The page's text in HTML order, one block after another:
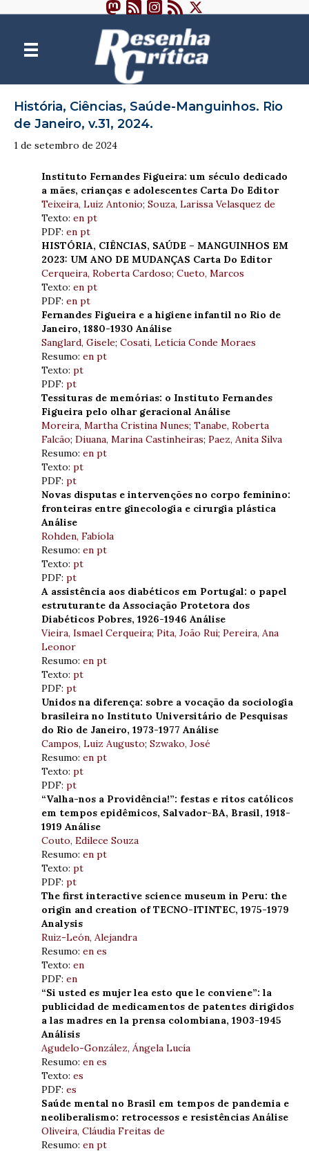
História, Ciências, Saúde-Manguinhos. Rio
de Janeiro, v.31, 2024.
1 de setembro de 2024
Instituto Fernandes Figueira: um século dedicado
a mães, crianças e adolescentes Carta Do Editor
Teixeira, Luiz Antonio; Souza, Larissa Velasquez de
Texto: en pt
PDF: en pt
HISTÓRIA, CIÊNCIAS, SAÚDE – MANGUINHOS EM
2023: UM ANO DE MUDANÇAS Carta Do Editor
Cerqueira, Roberta Cardoso; Cueto, Marcos
Texto: en pt
PDF: en pt
Fernandes Figueira e a higiene infantil no Rio de
Janeiro, 1880-1930 Análise
Sanglard, Gisele; Cosati, Letícia Conde Moraes
Resumo: en pt
Texto: pt
PDF: pt
Tessituras de memórias: o Instituto Fernandes
Figueira pelo olhar geracional Análise
Moreira, Martha Cristina Nunes; Tanabe, Roberta
Falcão; Diuana, Marina Castinheiras; Paez, Anita Silva
Resumo: en pt
Texto: pt
PDF: pt
Novas disputas e intervenções no corpo feminino:
fronteiras entre ginecologia e cirurgia plástica
Análise
Rohden, Fabíola
Resumo: en pt
Texto: pt
PDF: pt
A assistência aos diabéticos em Portugal: o papel
estruturante da Associação Protetora dos
Diabéticos Pobres, 1926-1946 Análise
Vieira, Ismael Cerqueira; Pita, João Rui; Pereira, Ana
Leonor
Resumo: en pt
Texto: pt
PDF: pt
Unidos na diferença: sobre a vocação da sociologia
brasileira no Instituto Universitário de Pesquisas
do Rio de Janeiro, 1973-1977 Análise
Campos, Luiz Augusto; Szwako, José
Resumo: en pt
Texto: pt
PDF: pt
“Valha-nos a Providência!”: festas e ritos católicos
em tempos epidêmicos, Salvador-BA, Brasil, 1918-
1919 Análise
Couto, Edilece Souza
Resumo: en pt
Texto: pt
PDF: pt
The first interactive science museum in Peru: the
origin and creation of TECNO-ITINTEC, 1975-1979
Analysis
Ruiz-León, Alejandra
Resumo: en es
Texto: en
PDF: en
“Si usted es mujer lea esto que le conviene”: la
publicidad de medicamentos de patentes dirigidos
a las madres en la prensa colombiana, 1903-1945
Análisis
Agudelo-González, Ángela Lucía
Resumo: en es
Texto: es
PDF: es
Saúde mental no Brasil em tempos de pandemia e
neoliberalismo: retrocessos e resistências Análise
Oliveira, Cláudia Freitas de
Resumo: en pt